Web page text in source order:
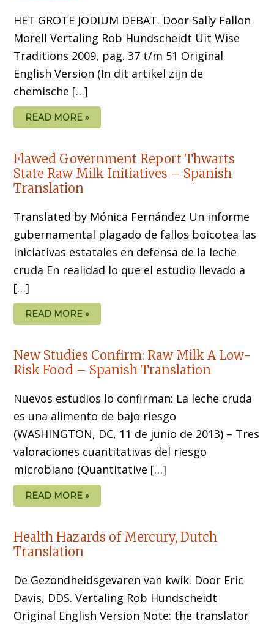
HET GROTE JODIUM DEBAT. Door Sally Fallon
Morell Vertaling Rob Hundscheidt Uit Wise
Traditions 2009, pag. 37 t/m 51 Original
English Version (In dit artikel zijn de
chemische […]
READ MORE »
Flawed Government Report Thwarts
State Raw Milk Initiatives – Spanish
Translation
Translated by Mónica Fernández Un informe
gubernamental plagado de fallos boicotea las
iniciativas estatales en defensa de la leche
cruda En realidad lo que el estudio llevado a
[…]
READ MORE »
New Studies Confirm: Raw Milk A Low-
Risk Food – Spanish Translation
Nuevos estudios lo confirman: La leche cruda
es una alimento de bajo riesgo
(WASHINGTON, DC, 11 de junio de 2013) – Tres
valoraciones cuantitativas del riesgo
microbiano (Quantitative […]
READ MORE »
Health Hazards of Mercury, Dutch
Translation
De Gezondheidsgevaren van kwik. Door Eric
Davis, DDS. Vertaling Rob Hundscheidt
Original English Version Note: the translator